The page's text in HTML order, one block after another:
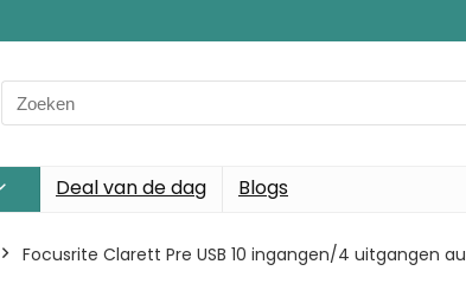
Search
for:
Deal van de dag Blogs
Focusrite Clarett Pre USB 10 ingangen/4 uitgangen